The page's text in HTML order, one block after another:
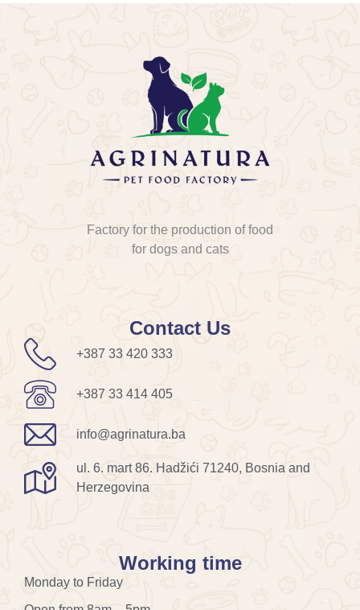
Factory for the production of food
for dogs and cats
Contact Us
+387 33 420 333
+387 33 414 405
info@agrinatura.ba
ul. 6. mart 86. Hadžići 71240, Bosnia and
Herzegovina
Working time
Monday to Friday